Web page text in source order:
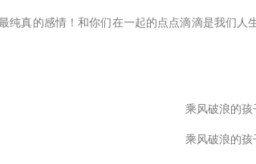
纯真的感情！和你们在一起的点点滴滴是我们